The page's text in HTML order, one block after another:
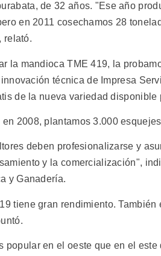
de 32 años. "Ese año
en 2011 cosechamos 28
relató.
la mandioca TME 419, la
técnica de Impresa
de la nueva variedad disponible
2008, plantamos 3.000
deben profesionalizarse y
y la comercialización",
y Ganadería.
tiene gran rendimiento.
popular en el oeste que en el